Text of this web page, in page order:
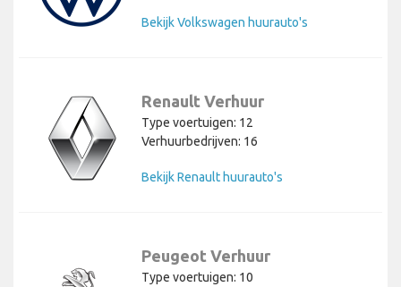
Bekijk Volkswagen huurauto's
Renault Verhuur
Type voertuigen: 12
Verhuurbedrijven: 16
Bekijk Renault huurauto's
Peugeot Verhuur
Type voertuigen: 10